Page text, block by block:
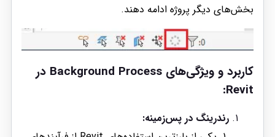
بخش‌های دیگر پروژه ادامه دهند.
کاربرد و ویژگی‌های Background Process در
Revit:
رندرینگ در پس‌زمینه: